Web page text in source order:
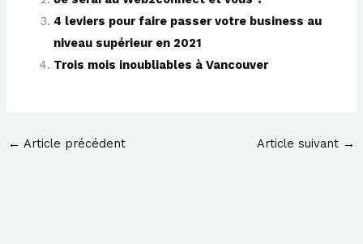
4 leviers pour faire passer votre business au
niveau supérieur en 2021
Trois mois inoubliables à Vancouver
← Article précédent Article suivant →